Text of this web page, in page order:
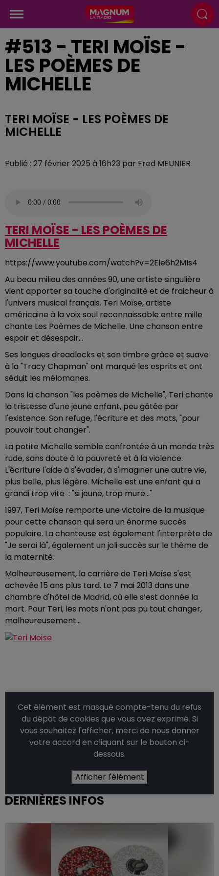
#513 - TERI MOÏSE -
LES POÈMES DE
MICHELLE
TERI MOÏSE - LES POÈMES DE
MICHELLE
Publié : 27 février 2025 à 16h23 par Fred MEUNIER
TERI MOÏSE - LES POÈMES DE
MICHELLE
https://www.youtube.com/watch?v=2Ele6h2MIs4
Au beau milieu des années 90, une artiste singulière
vient apporter sa touche d'originalité et de fraicheur à
l'univers musical français. Teri Moïse, artiste
américaine à la voix soul reconnaissable entre mille
chante Les Poèmes de Michelle. Une chanson entre
espoir et désespoir...
Ses longues dreadlocks et son timbre grâce et suave
à la "Tracy Chapman" ont marqué les esprits et ont
séduit les mélomanes.
Dans la chanson "les poèmes de Michelle", Teri chante
la tristesse d'une jeune enfant, peu gâtée par
l'existence. Son refuge, l'écriture et des mots, "pour
pouvoir tout changer".
La petite Michelle semble confrontée à un monde très
rude, sans doute à la pauvreté et à la violence.
L'écriture l'aide à s'évader, à s'imaginer une autre vie,
plus belle, plus légère. Michelle est une enfant qui a
grandi trop vite : "si jeune, trop mure..."
1997, Teri Moïse remporte une victoire de la musique
pour cette chanson qui sera un énorme succès
populaire. La chanteuse est également l'interprète de
"Je serai là", également un joli succès sur le thème de
la maternité.
Malheureusement, la carrière de Teri Moïse s'est
achevée 15 ans plus tard. Le 7 mai 2013 dans une
chambre d'hôtel de Madrid, où elle s’est donnée la
mort. Pour Teri, les mots n'ont pas pu tout changer,
malheureusement...
Cet élément est masqué compte-tenu du refus
du dépôt de cookies que vous avez exprimé. Si
vous souhaitez l'afficher, merci de nous donner
votre accord en cliquant sur le bouton ci-
dessous.
Afficher l'élément
DERNIÈRES INFOS